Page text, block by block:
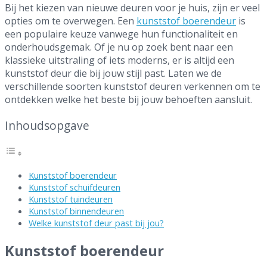
Bij het kiezen van nieuwe deuren voor je huis, zijn er veel
opties om te overwegen. Een kunststof boerendeur is
een populaire keuze vanwege hun functionaliteit en
onderhoudsgemak. Of je nu op zoek bent naar een
klassieke uitstraling of iets moderns, er is altijd een
kunststof deur die bij jouw stijl past. Laten we de
verschillende soorten kunststof deuren verkennen om te
ontdekken welke het beste bij jouw behoeften aansluit.
Inhoudsopgave
Kunststof boerendeur
Kunststof schuifdeuren
Kunststof tuindeuren
Kunststof binnendeuren
Welke kunststof deur past bij jou?
Kunststof boerendeur